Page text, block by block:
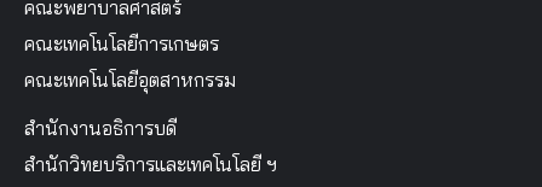
คณะพยาบาลศาสตร์
คณะเทคโนโลยีการเกษตร
คณะเทคโนโลยีอุตสาหกรรม
สำนักงานอธิการบดี
สำนักวิทยบริการและเทคโนโลยี ฯ